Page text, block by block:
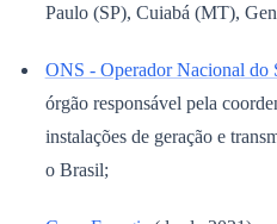
Paulo (SP), Cuiabá (MT),
ONS - Operador Nacional do
órgão responsável pela
instalações de geração e
o Brasil;